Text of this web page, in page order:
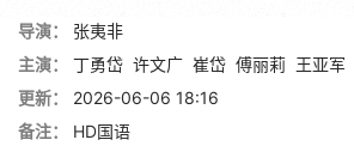
导演：
张夷非
主演：
丁勇岱 许文广 崔岱 傅丽莉 王亚军
更新：
2026-06-06 18:16
备注：
HD国语